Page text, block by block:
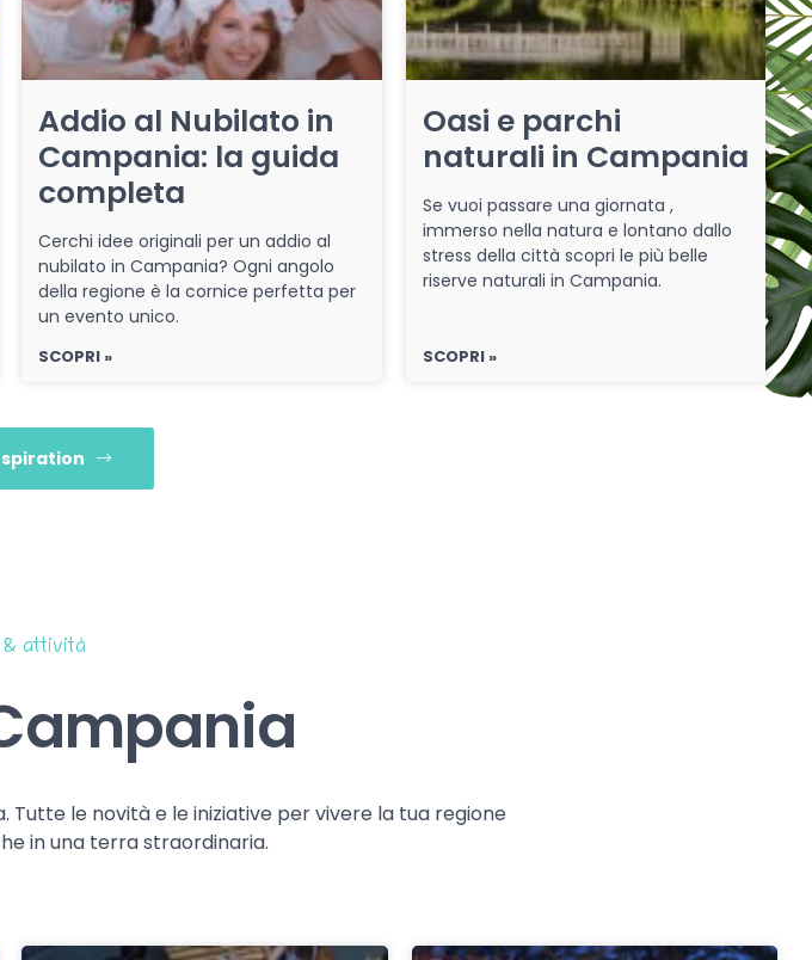
Addio al Nubilato in
Campania: la guida
completa
Cerchi idee originali per un addio al
nubilato in Campania? Ogni angolo
della regione è la cornice perfetta per
un evento unico.
SCOPRI »
Oasi e parchi
naturali in Campania
Se vuoi passare una giornata ,
immerso nella natura e lontano dallo
stress della città scopri le più belle
riserve naturali in Campania.
SCOPRI »
attività
Tutte le novità e le iniziative per vivere la tua regione
in una terra straordinaria.